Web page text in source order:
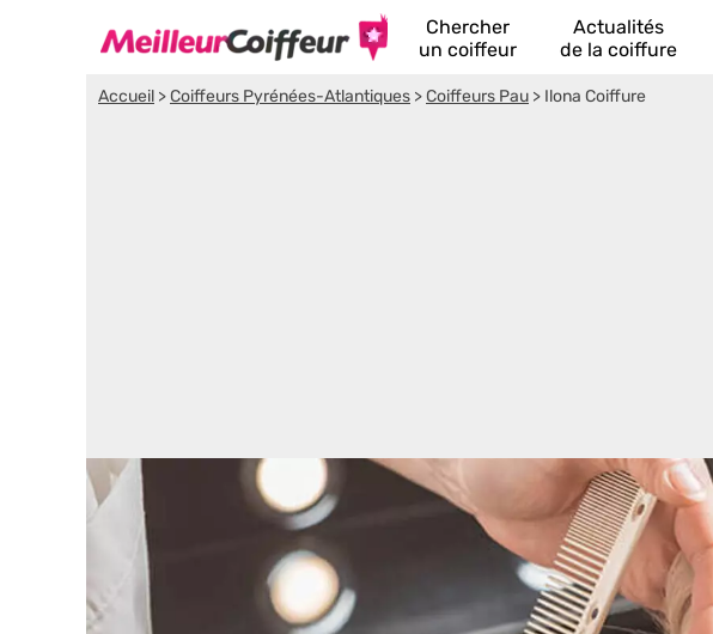
Chercher
un coiffeur
Actualités
de la coiffure
Accueil >Coiffeurs Pyrénées-Atlantiques >Coiffeurs Pau > Ilona Coiffure